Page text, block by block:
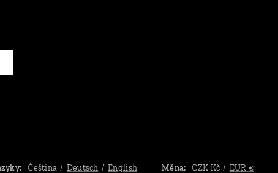
Čeština Deutsch English Měna CZK Kč EUR €